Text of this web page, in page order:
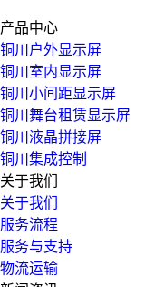
产品中心
铜川户外显示屏
铜川室内显示屏
铜川小间距显示屏
铜川舞台租赁显示屏
铜川液晶拼接屏
铜川集成控制
关于我们
关于我们
服务流程
服务与支持
物流运输